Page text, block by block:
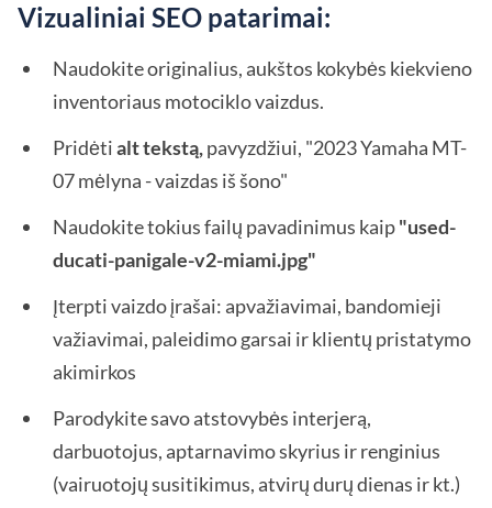
Vizualiniai SEO patarimai:
Naudokite originalius, aukštos kokybės kiekvieno
inventoriaus motociklo vaizdus.
Pridėtialt tekstą,pavyzdžiui, "2023 Yamaha MT-
07 mėlyna - vaizdas iš šono"
Naudokite tokius failų pavadinimus kaip"used-
ducati-panigale-v2-miami.jpg"
Įterpti vaizdo įrašai: apvažiavimai, bandomieji
važiavimai, paleidimo garsai ir klientų pristatymo
akimirkos
Parodykite savo atstovybės interjerą,
darbuotojus, aptarnavimo skyrius ir renginius
(vairuotojų susitikimus, atvirų durų dienas ir kt.)